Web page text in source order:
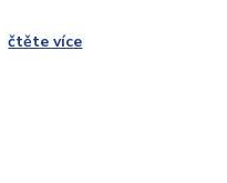
čtěte více